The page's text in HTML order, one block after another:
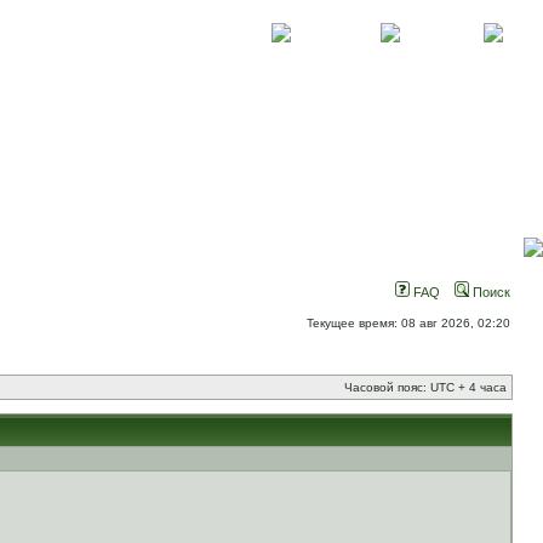
FAQ Поиск
Текущее время: 08 авг 2026, 02:20
Часовой пояс: UTC + 4 часа